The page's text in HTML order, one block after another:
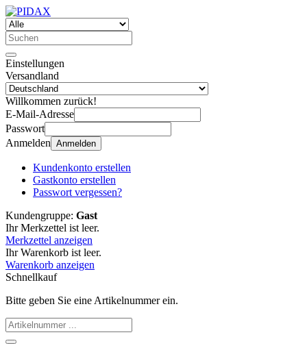
Einstellungen
Versandland
Willkommen zurück!
E-Mail-Adresse
Passwort
Anmelden Anmelden
Kundenkonto erstellen
Gastkonto erstellen
Passwort vergessen?
Kundengruppe: Gast
Ihr Merkzettel ist leer.
Merkzettel anzeigen
Ihr Warenkorb ist leer.
Warenkorb anzeigen
Schnellkauf
Bitte geben Sie eine Artikelnummer ein.